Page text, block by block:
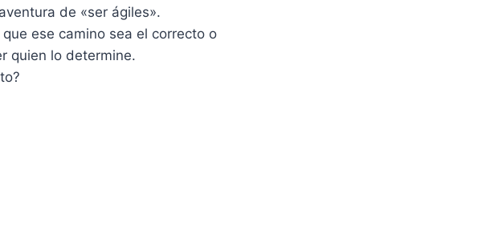
de «ser ágiles».
ese camino sea el correcto o
quien lo determine.